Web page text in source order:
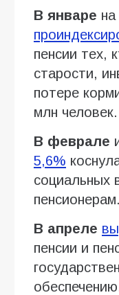
В январе
пенсии тех,
старости,
потере
млн человек.
В феврале
5,6%
социальных
пенсионерам.
В апреле
пенсии и